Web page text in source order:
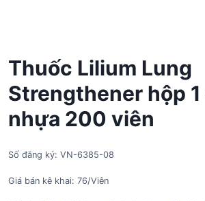
Thuốc Lilium Lung
Strengthener hộp
nhựa 200 viên
Số đăng ký: VN-6385-08
Giá bán kê khai: 76/Viên